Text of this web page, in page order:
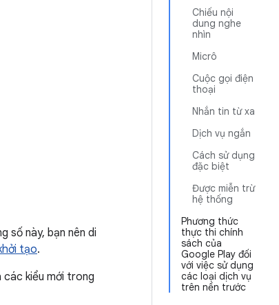
Chiếu nội
dung nghe
nhìn
Micrô
Cuộc gọi điện
thoại
Nhắn tin từ xa
Dịch vụ ngắn
Cách sử dụng
đặc biệt
Được miễn trừ
hệ thống
Phương thức
thực thi chính
sách của
Google Play đối
với việc sử dụng
các loại dịch vụ
trên nền trước
số này, bạn nên di
tạo.
các kiểu mới trong